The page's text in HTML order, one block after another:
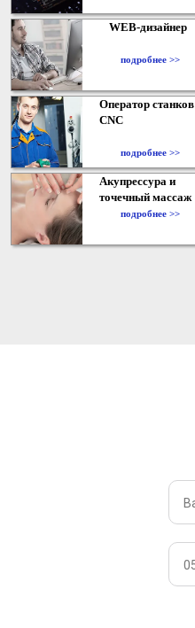
WEB-дизайнер
подробнее >>
Оператор станков
CNC
подробнее >>
Акупрессура и
точечный массаж
подробнее >>